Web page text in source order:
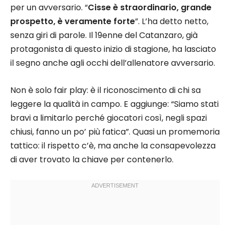
per un avversario. “Cisse è straordinario, grande
prospetto, è veramente forte”. L’ha detto netto,
senza giri di parole. Il 19enne del Catanzaro, già
protagonista di questo inizio di stagione, ha lasciato
il segno anche agli occhi dell’allenatore avversario.
Non è solo fair play: è il riconoscimento di chi sa
leggere la qualità in campo. E aggiunge: “Siamo stati
bravi a limitarlo perché giocatori così, negli spazi
chiusi, fanno un po’ più fatica”. Quasi un promemoria
tattico: il rispetto c’è, ma anche la consapevolezza
di aver trovato la chiave per contenerlo.